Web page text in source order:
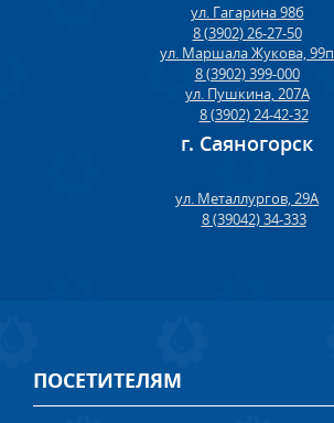
ул. Гагарина 98б
8 (3902) 26-27-50
ул. Маршала Жукова, 99п
8 (3902) 399-000
ул. Пушкина, 207А
8 (3902) 24-42-32
г. Саяногорск
ул. Металлургов, 29А
8 (39042) 34-333
ПОСЕТИТЕЛЯМ